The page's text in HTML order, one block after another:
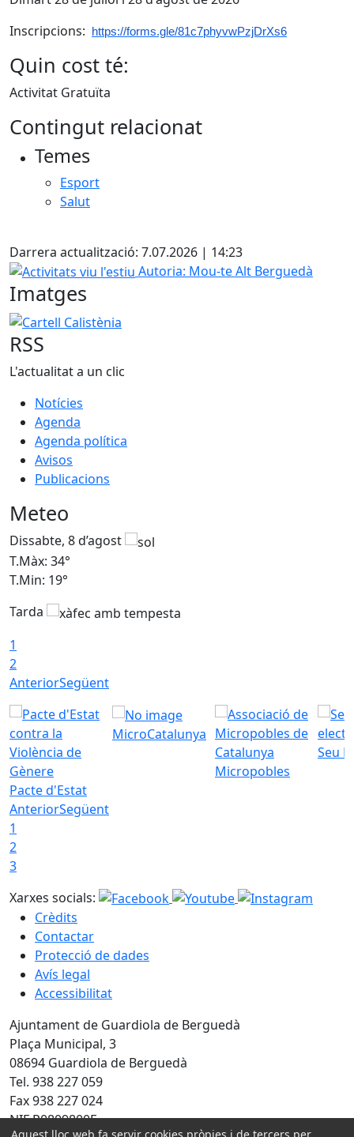
Inscripcions:
https://forms.gle/81c7phyvwPzjDrXs6
Quin cost té:
Activitat Gratuïta
Contingut relacionat
Temes
Esport
Salut
Darrera actualització: 7.07.2026 | 14:23
Activitats viu l'estiu
Autoria: Mou-te Alt Berguedà
Imatges
Cartell Calistènia
RSS
L'actualitat a un clic
Notícies
Agenda
Agenda política
Avisos
Publicacions
Meteo
Dissabte, 8 d’agost
T.Màx: 34°
T.Min: 19°
Tarda
1
2
AnteriorSegüent
Pacte d'Estat
MicroCatalunya
Micropobles
Seu
AnteriorSegüent
1
2
3
Xarxes socials:
Crèdits
Contactar
Protecció de dades
Avís legal
Accessibilitat
Ajuntament de Guardiola de Berguedà
Plaça Municipal, 3
08694 Guardiola de Berguedà
Tel. 938 227 059
Fax 938 227 024
NIF P0809800F